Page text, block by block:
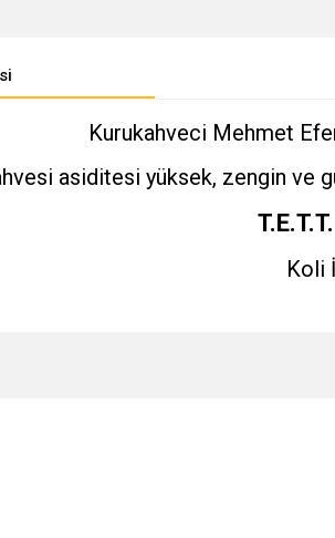
Kurukahveci Mehmet
asiditesi yüksek, zengin ve
Koli
bulunuyor.